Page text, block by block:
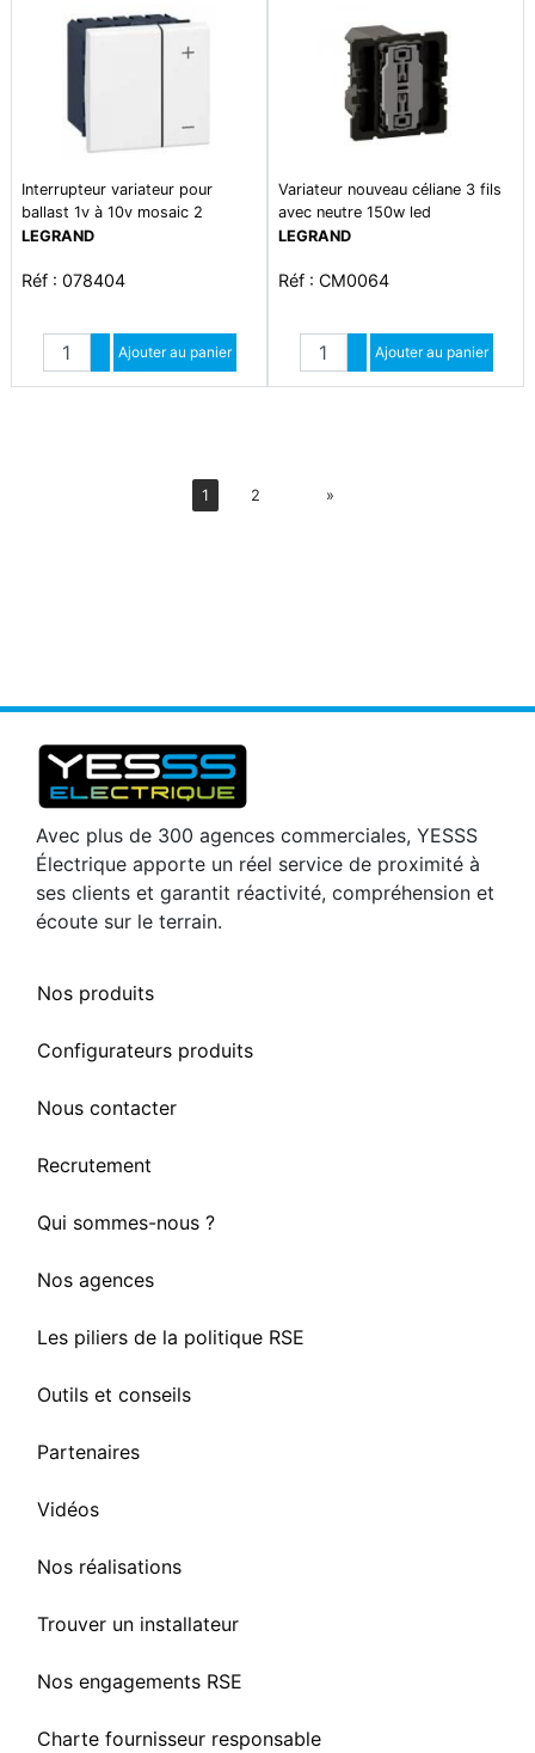
Interrupteur variateur pour
ballast 1v à 10v mosaic 2
modules avec neutre - blanc
LEGRAND
Réf : 078404
Quantité
Augmenter quantité
Diminuer quantité
Ajouter au panier
Variateur nouveau céliane 3 fils
avec neutre 150w led
LEGRAND
Réf : CM0064
Quantité
Augmenter quantité
Diminuer quantité
Ajouter au panier
1 2 »Suiv
Avec plus de 300 agences commerciales, YESSS
Électrique apporte un réel service de proximité à
ses clients et garantit réactivité, compréhension et
écoute sur le terrain.
Nos produits
Configurateurs produits
Nous contacter
Recrutement
Qui sommes-nous ?
Nos agences
Les piliers de la politique RSE
Outils et conseils
Partenaires
Vidéos
Nos réalisations
Trouver un installateur
Nos engagements RSE
Charte fournisseur responsable